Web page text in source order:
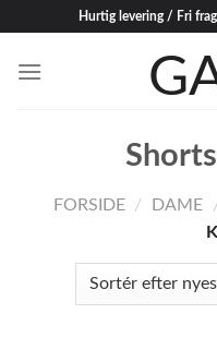
content
Hurtig levering / Fri
FORSIDE / DAME